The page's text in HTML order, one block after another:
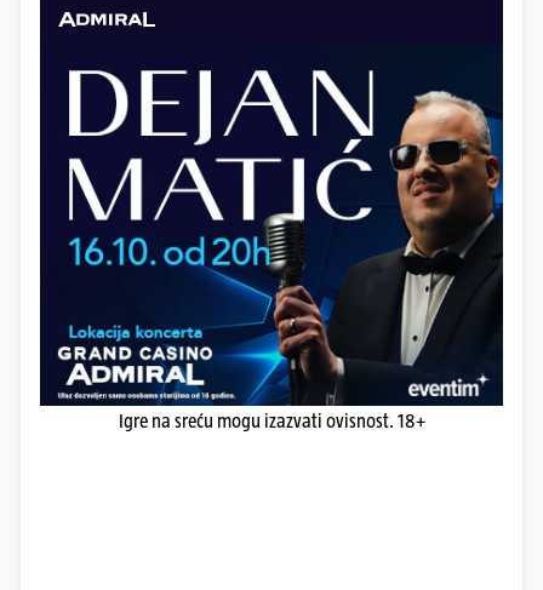
Igre na sreću mogu izazvati ovisnost. 18+